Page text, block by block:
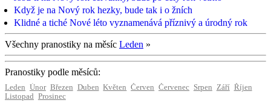
Když je na Nový rok hezky, bude tak i o žních
Klidné a tiché Nové léto vyznamenává příznivý a úrodný rok
Všechny pranostiky na měsíc Leden »
Pranostiky podle měsíců:
Leden Únor Březen Duben Květen Červen Červenec Srpen Září Říjen
Listopad Prosinec